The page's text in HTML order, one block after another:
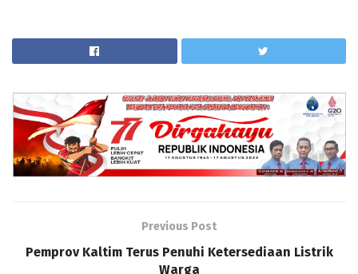
Previous Post
Pemprov Kaltim Terus Penuhi Ketersediaan Listrik
Warga